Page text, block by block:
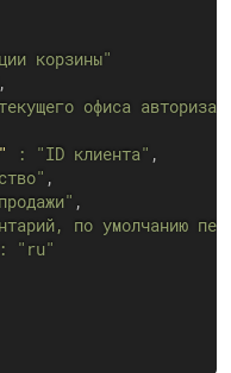
корзины"
,
офиса
: "ID клиента" ,
,
,
по умолчанию
:
"ru"